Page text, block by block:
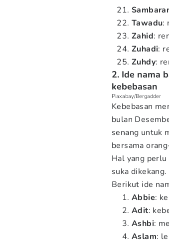
Tawadu:
Zahid:
Zuhadi:
Zuhdy:
2. Ide nama
kebebasan
Piaxabay/Bergadder
Kebebasan
bulan
senang untuk
bersama
Hal yang
suka
Berikut ide
Abbie:
Adit:
Ashbi:
Aslam: